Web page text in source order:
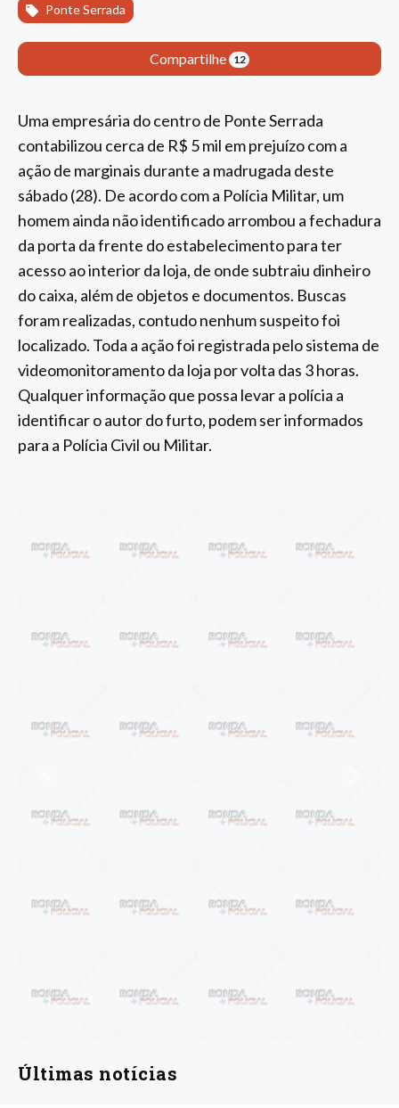
Ponte Serrada
Compartilhe 12
Uma empresária do centro de Ponte Serrada
contabilizou cerca de R$ 5 mil em prejuízo com a
ação de marginais durante a madrugada deste
sábado (28). De acordo com a Polícia Militar, um
homem ainda não identificado arrombou a fechadura
da porta da frente do estabelecimento para ter
acesso ao interior da loja, de onde subtraiu dinheiro
do caixa, além de objetos e documentos. Buscas
foram realizadas, contudo nenhum suspeito foi
localizado. Toda a ação foi registrada pelo sistema de
videomonitoramento da loja por volta das 3 horas.
Qualquer informação que possa levar a polícia a
identificar o autor do furto, podem ser informados
para a Polícia Civil ou Militar.
Últimas notícias